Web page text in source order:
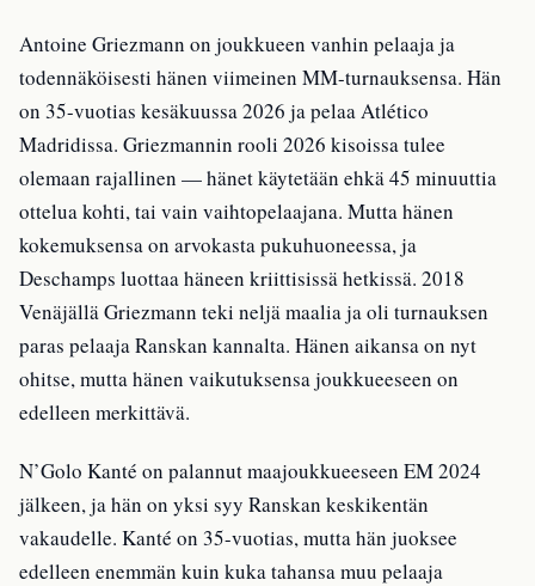
Antoine Griezmann on joukkueen vanhin pelaaja ja
todennäköisesti hänen viimeinen MM-turnauksensa. Hän
on 35-vuotias kesäkuussa 2026 ja pelaa Atlético
Madridissa. Griezmannin rooli 2026 kisoissa tulee
olemaan rajallinen — hänet käytetään ehkä 45 minuuttia
ottelua kohti, tai vain vaihtopelaajana. Mutta hänen
kokemuksensa on arvokasta pukuhuoneessa, ja
Deschamps luottaa häneen kriittisissä hetkissä. 2018
Venäjällä Griezmann teki neljä maalia ja oli turnauksen
paras pelaaja Ranskan kannalta. Hänen aikansa on nyt
ohitse, mutta hänen vaikutuksensa joukkueeseen on
edelleen merkittävä.
N’Golo Kanté on palannut maajoukkueeseen EM 2024
jälkeen, ja hän on yksi syy Ranskan keskikentän
vakaudelle. Kanté on 35-vuotias, mutta hän juoksee
edelleen enemmän kuin kuka tahansa muu pelaaja